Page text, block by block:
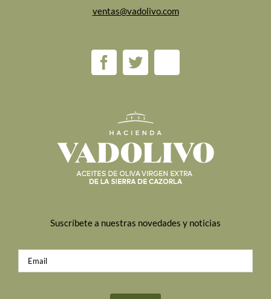
ventas@vadolivo.com
Suscríbete a nuestras novedades y noticias